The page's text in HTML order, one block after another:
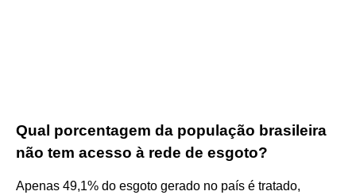
Qual porcentagem da população brasileira
não tem acesso à rede de esgoto?
Apenas 49,1% do esgoto gerado no país é tratado,